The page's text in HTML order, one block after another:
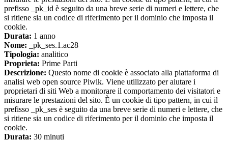
prefisso _pk_id è seguito da una breve serie di numeri e lettere, che
si ritiene sia un codice di riferimento per il dominio che imposta il
cookie.
Durata: 1 anno
Nome: _pk_ses.1.ac28
Tipologia: analitico
Proprieta: Prime Parti
Descrizione: Questo nome di cookie è associato alla piattaforma di
analisi web open source Piwik. Viene utilizzato per aiutare i
proprietari di siti Web a monitorare il comportamento dei visitatori e
misurare le prestazioni del sito. È un cookie di tipo pattern, in cui il
prefisso _pk_ses è seguito da una breve serie di numeri e lettere, che
si ritiene sia un codice di riferimento per il dominio che imposta il
cookie.
Durata: 30 minuti